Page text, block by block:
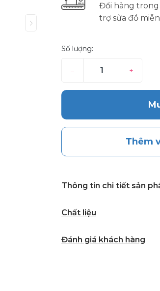
Đổi hàng trong
trợ sửa đồ
Số lượng:
– +
Thêm
Thông tin chi tiết sản
Chất liệu
Đánh giá khách hàng